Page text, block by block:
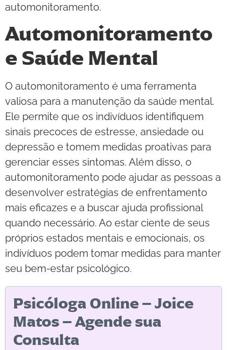
automonitoramento.
Automonitoramento
e Saúde Mental
O automonitoramento é uma ferramenta
valiosa para a manutenção da saúde mental.
Ele permite que os indivíduos identifiquem
sinais precoces de estresse, ansiedade ou
depressão e tomem medidas proativas para
gerenciar esses sintomas. Além disso, o
automonitoramento pode ajudar as pessoas a
desenvolver estratégias de enfrentamento
mais eficazes e a buscar ajuda profissional
quando necessário. Ao estar ciente de seus
próprios estados mentais e emocionais, os
indivíduos podem tomar medidas para manter
seu bem-estar psicológico.
Psicóloga Online – Joice
Matos – Agende sua
Consulta